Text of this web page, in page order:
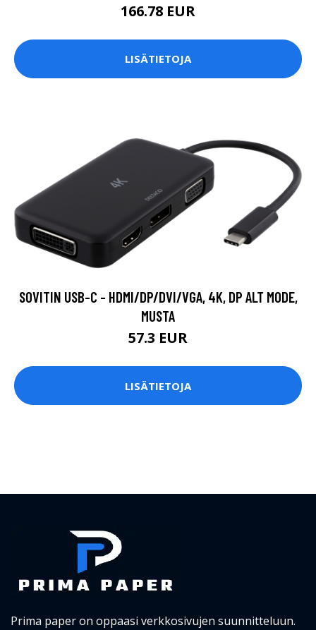
166.78 EUR
LISÄTIETOJA
SOVITIN USB-C - HDMI/DP/DVI/VGA, 4K, DP ALT MODE,
MUSTA
57.3 EUR
LISÄTIETOJA
Prima paper on oppaasi verkkosivujen suunnitteluun.